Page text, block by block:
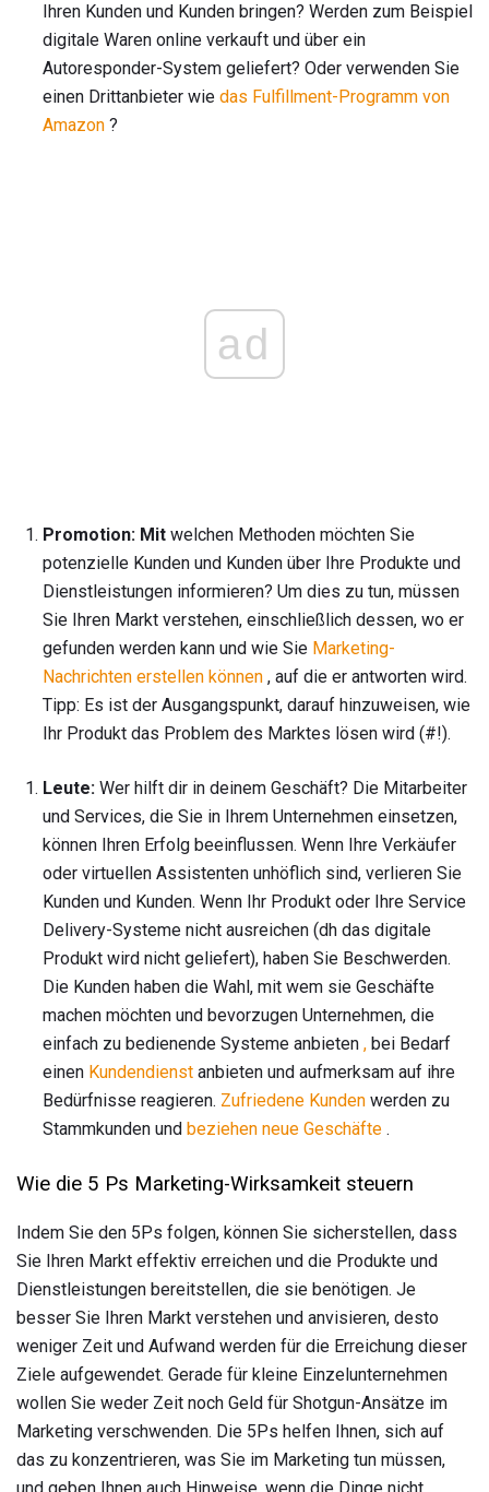
Ihren Kunden und Kunden bringen? Werden zum Beispiel
digitale Waren online verkauft und über ein
Autoresponder-System geliefert? Oder verwenden Sie
einen Drittanbieter wie das Fulfillment-Programm von
Amazon ?
ad
Promotion: Mit welchen Methoden möchten Sie
potenzielle Kunden und Kunden über Ihre Produkte und
Dienstleistungen informieren? Um dies zu tun, müssen
Sie Ihren Markt verstehen, einschließlich dessen, wo er
gefunden werden kann und wie Sie Marketing-
Nachrichten erstellen können , auf die er antworten wird.
Tipp: Es ist der Ausgangspunkt, darauf hinzuweisen, wie
Ihr Produkt das Problem des Marktes lösen wird (#!).
Leute: Wer hilft dir in deinem Geschäft? Die Mitarbeiter
und Services, die Sie in Ihrem Unternehmen einsetzen,
können Ihren Erfolg beeinflussen. Wenn Ihre Verkäufer
oder virtuellen Assistenten unhöflich sind, verlieren Sie
Kunden und Kunden. Wenn Ihr Produkt oder Ihre Service
Delivery-Systeme nicht ausreichen (dh das digitale
Produkt wird nicht geliefert), haben Sie Beschwerden.
Die Kunden haben die Wahl, mit wem sie Geschäfte
machen möchten und bevorzugen Unternehmen, die
einfach zu bedienende Systeme anbieten , bei Bedarf
einen Kundendienst anbieten und aufmerksam auf ihre
Bedürfnisse reagieren. Zufriedene Kunden werden zu
Stammkunden und beziehen neue Geschäfte .
Wie die 5 Ps Marketing-Wirksamkeit steuern
Indem Sie den 5Ps folgen, können Sie sicherstellen, dass
Sie Ihren Markt effektiv erreichen und die Produkte und
Dienstleistungen bereitstellen, die sie benötigen. Je
besser Sie Ihren Markt verstehen und anvisieren, desto
weniger Zeit und Aufwand werden für die Erreichung dieser
Ziele aufgewendet. Gerade für kleine Einzelunternehmen
wollen Sie weder Zeit noch Geld für Shotgun-Ansätze im
Marketing verschwenden. Die 5Ps helfen Ihnen, sich auf
das zu konzentrieren, was Sie im Marketing tun müssen,